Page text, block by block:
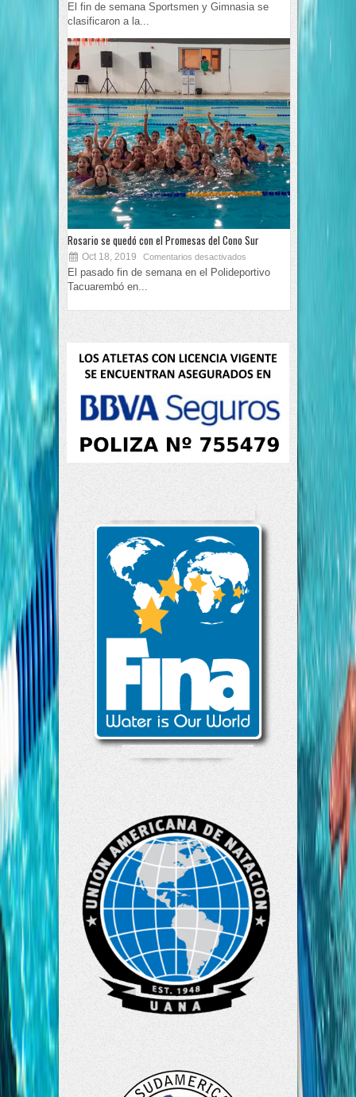
El fin de semana Sportsmen y Gimnasia se
clasificaron a la...
Rosario se quedó con el Promesas del Cono Sur
Oct 18, 2019 Comentarios desactivados
El pasado fin de semana en el Polideportivo
Tacuarembó en...